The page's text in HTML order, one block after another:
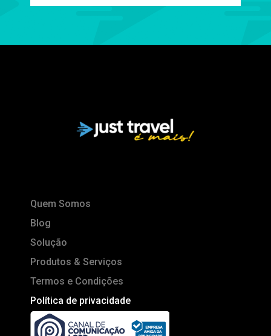
Quem Somos
Blog
Solução
Produtos & Serviços
Termos e Condições
Política de privacidade